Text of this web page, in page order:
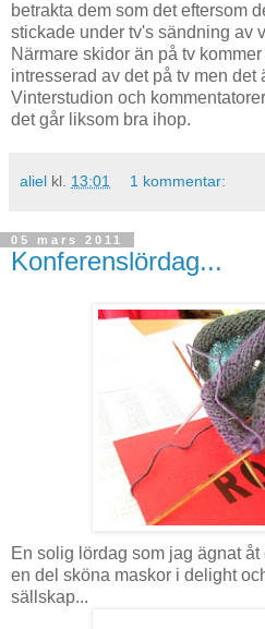
betrakta dem som det eftersom
stickade under tv's sändning av
Närmare skidor än på tv
intresserad av det på tv men det
Vinterstudion och
det går liksom bra ihop.
aliel kl. 13:01 1 kommentar:
05 mars 2011
Konferenslördag...
En solig lördag som jag ägnat
en del sköna maskor i delight
sällskap...